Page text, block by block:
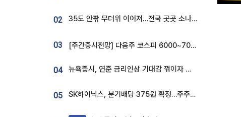
02 35도 안팎 무더위 이어져…전국 곳곳 소나기 [오늘 날씨]
03 [주간증시전망] 다음주 코스피 6000~7000⋯“外人 수급은 정책이 변수”
04 뉴욕증시, 연준 금리인상 기대감 꺾이자 상승...S&P500 사상 최고치 [종합]
05 SK하이닉스, 분기배당 375원 확정…주주환원책 9월로 앞당겨 발표